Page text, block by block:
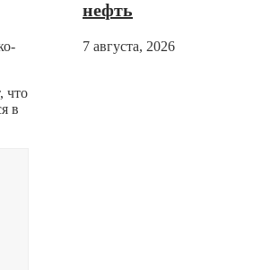
что
в
нефть
7 августа, 2026